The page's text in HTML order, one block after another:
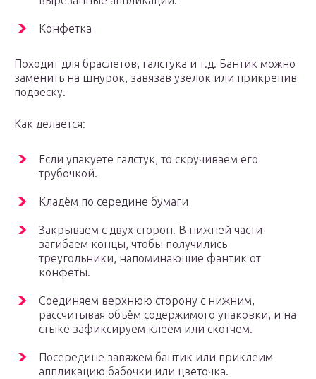
Конфетка
Походит для браслетов, галстука и т.д. Бантик можно
заменить на шнурок, завязав узелок или прикрепив
подвеску.
Как делается:
Если упакуете галстук, то скручиваем его
трубочкой.
Кладём по середине бумаги
Закрываем с двух сторон. В нижней части
загибаем концы, чтобы получились
треугольники, напоминающие фантик от
конфеты.
Соединяем верхнюю сторону с нижним,
рассчитывая объём содержимого упаковки, и на
стыке зафиксируем клеем или скотчем.
Посередине завяжем бантик или приклеим
аппликацию бабочки или цветочка.